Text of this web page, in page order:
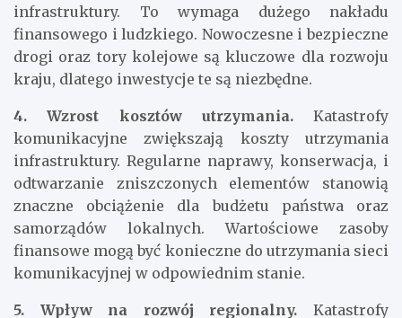
infrastruktury. To wymaga dużego nakładu
finansowego i ludzkiego. Nowoczesne i bezpieczne
drogi oraz tory kolejowe są kluczowe dla rozwoju
kraju, dlatego inwestycje te są niezbędne.
4. Wzrost kosztów utrzymania. Katastrofy
komunikacyjne zwiększają koszty utrzymania
infrastruktury. Regularne naprawy, konserwacja, i
odtwarzanie zniszczonych elementów stanowią
znaczne obciążenie dla budżetu państwa oraz
samorządów lokalnych. Wartościowe zasoby
finansowe mogą być konieczne do utrzymania sieci
komunikacyjnej w odpowiednim stanie.
5. Wpływ na rozwój regionalny. Katastrofy